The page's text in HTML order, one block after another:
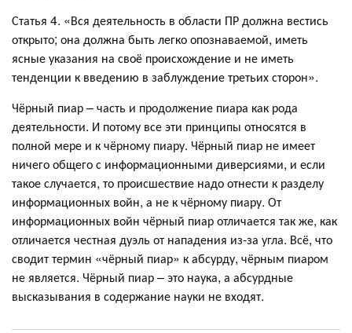
Статья 4. «Вся деятельность в области ПР должна вестись
открыто; она должна быть легко опознаваемой, иметь
ясные указания на своё происхождение и не иметь
тенденции к введению в заблуждение третьих сторон».
Чёрный пиар – часть и продолжение пиара как рода
деятельности. И потому все эти принципы относятся в
полной мере и к чёрному пиару. Чёрный пиар не имеет
ничего общего с информационными диверсиями, и если
такое случается, то происшествие надо отнести к разделу
информационных войн, а не к чёрному пиару. От
информационных войн чёрный пиар отличается так же, как
отличается честная дуэль от нападения из-за угла. Всё, что
сводит термин «чёрный пиар» к абсурду, чёрным пиаром
не является. Чёрный пиар – это наука, а абсурдные
высказывания в содержание науки не входят.